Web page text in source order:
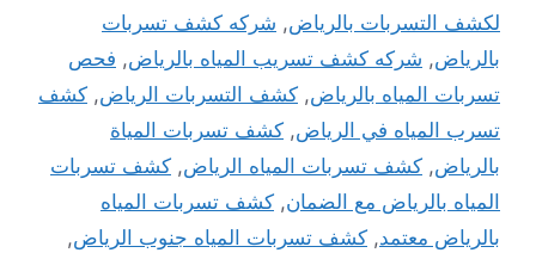
لكشف التسربات بالرياض, شركه كشف تسربات
بالرياض, شركه كشف تسريب المياه بالرياض, فحص
تسربات المياه بالرياض, كشف التسربات الرياض, كشف
تسرب المياه في الرياض, كشف تسربات المياة
بالرياض, كشف تسربات المياه الرياض, كشف تسربات
المياه بالرياض مع الضمان, كشف تسربات المياه
بالرياض معتمد, كشف تسربات المياه جنوب الرياض,